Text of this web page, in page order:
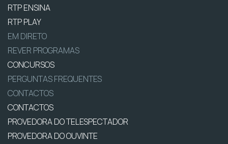
RTP ENSINA
RTP PLAY
EM DIRETO
REVER PROGRAMAS
CONCURSOS
PERGUNTAS FREQUENTES
CONTACTOS
CONTACTOS
PROVEDORA DO TELESPECTADOR
PROVEDORA DO OUVINTE